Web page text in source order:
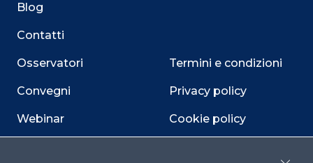
Blog
Contatti
Osservatori
Convegni
Webinar
Termini e condizioni
Privacy policy
Cookie policy